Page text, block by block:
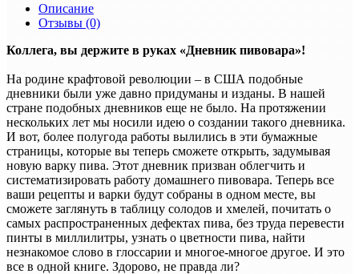
Описание
Отзывы (0)
Коллега, вы держите в руках «Дневник пивовара»!
На родине крафтовой революции – в США подобные
дневники были уже давно придуманы и изданы. В нашей
стране подобных дневников еще не было. На протяжении
нескольких лет мы носили идею о создании такого дневника.
И вот, более полугода работы вылились в эти бумажные
страницы, которые вы теперь сможете открыть, задумывая
новую варку пива. Этот дневник призван облегчить и
систематизировать работу домашнего пивовара. Теперь все
ваши рецепты и варки будут собраны в одном месте, вы
сможете заглянуть в таблицу солодов и хмелей, почитать о
самых распространенных дефектах пива, без труда перевести
пинты в миллилитры, узнать о цветности пива, найти
незнакомое слово в глоссарии и многое-многое другое. И это
все в одной книге. Здорово, не правда ли?